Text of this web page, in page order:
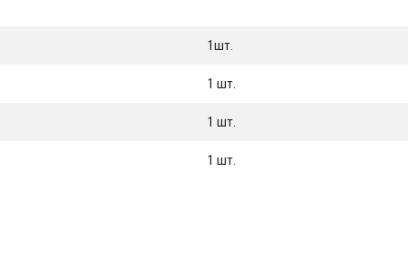
1шт.
1 шт.
1 шт.
1 шт.